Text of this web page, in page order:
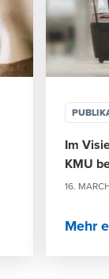
Im
KMU
16.
Mehr